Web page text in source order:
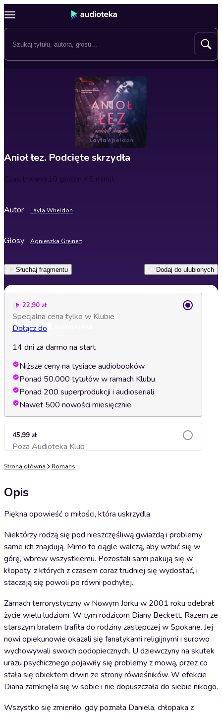
Anioł łez. Podcięte skrzydła
Czas trwania10 godzin 45 minut
Autor Layla Wheldon
Głosy Agnieszka Greinert
Słuchaj fragmentu Dodaj do ulubionych
22,90 zł
Specjalna cena tylko w Klubie
Dołącz do
14 dni za darmo na start
Niższe ceny na tysiące audiobooków
Ponad 50.000 tytułów w ramach Klubu
Ponad 200 superprodukcji i audioseriali
Nawet 500 nowości miesięcznie
45,99 zł
Poza Audioteka KlubDodaj do koszyka
Strona główna Romans
Opis
Piękna opowieść o miłości, która uskrzydla
Niektórzy rodzą się pod nieszczęśliwą gwiazdą i problemy
same ich znajdują. Mimo to ciągle walczą, aby wzbić się w
górę, wbrew wszystkiemu. Pozostali sami pakują się w
kłopoty, z których z czasem coraz trudniej się wydostać, i
staczają się powoli po równi pochyłej.
Zamach terrorystyczny w Nowym Jorku w 2001 roku odebrał
życie wielu ludziom. W tym rodzicom Diany Beckett. Razem ze
starszym bratem trafiła do rodziny zastępczej w Spokane. Jej
nowi opiekunowie okazali się fanatykami religijnymi i surowo
wychowywali swoich podopiecznych. U dziewczyny na skutek
urazu psychicznego pojawiły się problemy z mową, przez co
stała się obiektem drwin ze strony rówieśników. W efekcie
Diana zamknęła się w sobie i nie dopuszczała do siebie nikogo.
Wszystko się zmieniło, gdy poznała Daniela, chłopaka z